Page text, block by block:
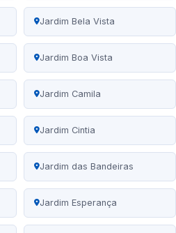
Jardim Bela Vista
Jardim Boa Vista
Jardim Camila
Jardim Cintia
Jardim das Bandeiras
Jardim Esperança